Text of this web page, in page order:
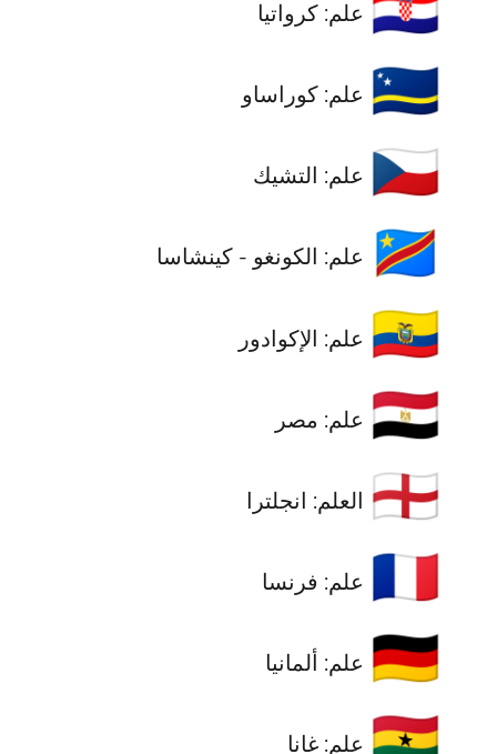
علم: كرواتيا
🇨🇼 علم: كوراساو
🇨🇿 علم: التشيك
🇨🇩 علم: الكونغو - كينشاسا
🇪🇨 علم: الإكوادور
🇪🇬 علم: مصر
🏴󠁧󠁢󠁥󠁮󠁧󠁿 العلم: انجلترا
🇫🇷 علم: فرنسا
🇩🇪 علم: ألمانيا
🇬🇭 علم: غانا